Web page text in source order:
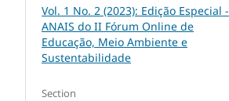
Vol. 1 No. 2 (2023): Edição Especial -
ANAIS do II Fórum Online de
Educação, Meio Ambiente e
Sustentabilidade
Section